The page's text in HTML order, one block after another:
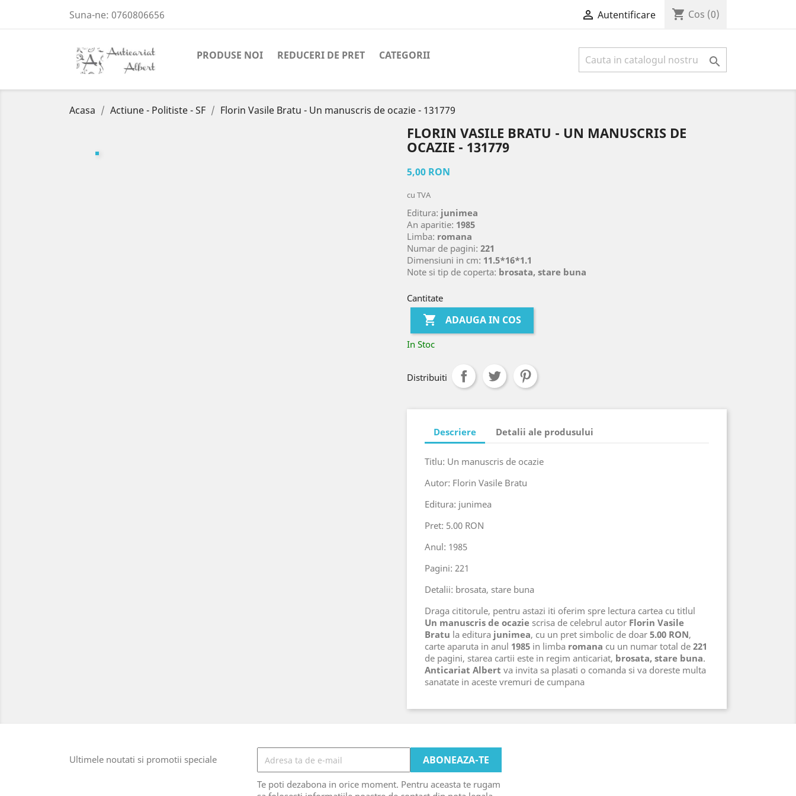
Suna-ne: 0760806656  Autentificare shopping_cart Cos (0)
PRODUSE NOI REDUCERI DE PRET CATEGORII 
Acasa Actiune - Politiste - SF Florin Vasile Bratu - Un manuscris de ocazie - 131779
FLORIN VASILE BRATU - UN MANUSCRIS DE
OCAZIE - 131779
5,00 RON
cu TVA
Editura: junimea
An aparitie: 1985
Limba: romana
Numar de pagini: 221
Dimensiuni in cm: 11.5*16*1.1
Note si tip de coperta: brosata, stare buna
Cantitate
 ADAUGA IN COS
In Stoc
Distribuiti
Descriere Detalii ale produsului
Titlu: Un manuscris de ocazie
Autor: Florin Vasile Bratu
Editura: junimea
Pret: 5.00 RON
Anul: 1985
Pagini: 221
Detalii: brosata, stare buna
Draga cititorule, pentru astazi iti oferim spre lectura cartea cu titlul
Un manuscris de ocazie scrisa de celebrul autor Florin Vasile
Bratu la editura junimea, cu un pret simbolic de doar 5.00 RON,
carte aparuta in anul 1985 in limba romana cu un numar total de 221
de pagini, starea cartii este in regim anticariat, brosata, stare buna.
Anticariat Albert va invita sa plasati o comanda si va doreste multa
sanatate in aceste vremuri de cumpana
Ultimele noutati si promotii speciale
Te poti dezabona in orice moment. Pentru aceasta te rugam